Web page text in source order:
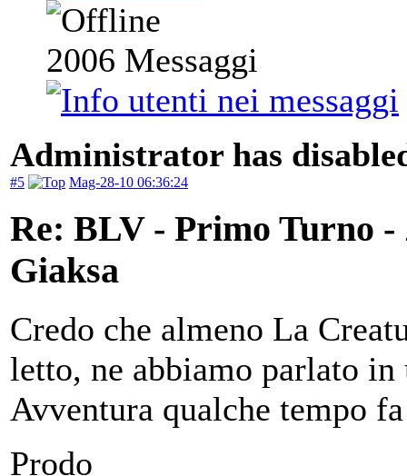
2006 Messaggi
Administrator has
#5 Mag-28-10 06:36:24
Re: BLV - Primo Turno
Giaksa
Credo che almeno La
letto, ne abbiamo parlato
Avventura qualche tempo
Prodo